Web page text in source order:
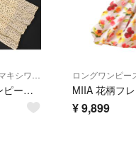
MIIA ミーア ワンピース sizeF/アイボリー ■◇ レディース
¥9,899